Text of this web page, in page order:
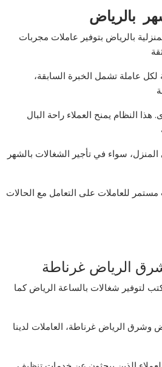
بالرياض
بالرياض بتوفير عاملات مجربات
لكل عاملة تشمل الخبرة السابقة،
هذا النظام يمنح العملاء راحة البال
المنزل، سواء في تأجير الشغالات بالشهر
للعاملات على التعامل مع الحالات
الرياض غرناطة
لتوفير شغالات بالساعة الرياض كما
الرياض غرناطة، العاملات لدينا